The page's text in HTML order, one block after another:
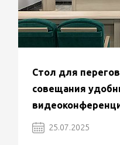
Стол для
совещания
25.07.2025